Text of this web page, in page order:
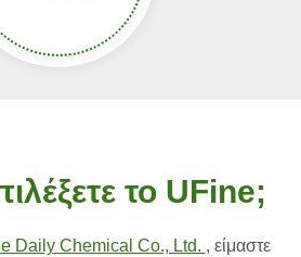
το UFine;
Daily Chemical Co., Ltd. , είμαστε